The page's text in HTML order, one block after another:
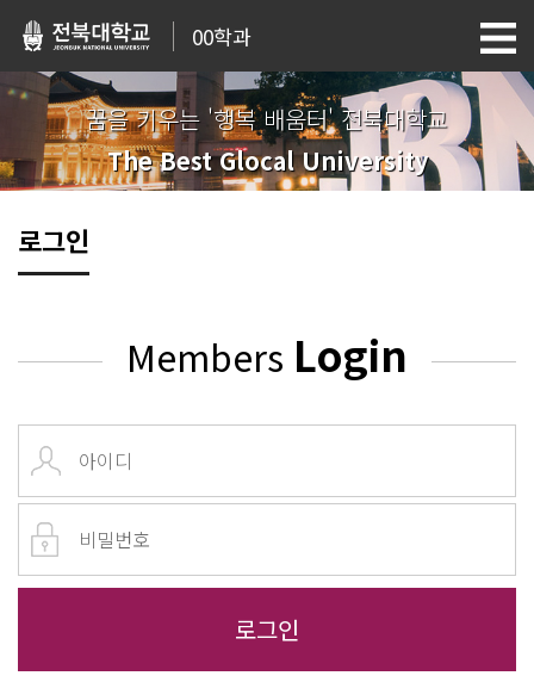
00학과
꿈을 키우는 '행복 배움터' 전북대학교
The Best Glocal University
로그인
Members Login